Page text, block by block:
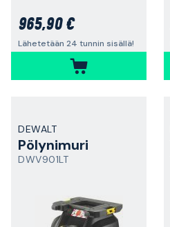
965,90 €
Lähetetään 24 tunnin sisällä!
DEWALT
Pölynimuri
DWV901LT